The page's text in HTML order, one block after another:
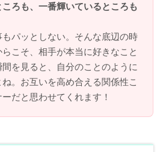
ころも、一番輝いているところも
パッとしない。そんな底辺の時
こそ、相手が本当に好きなこと
を見ると、自分のことのように
。お互いを高め合える関係性こ
だと思わせてくれます！